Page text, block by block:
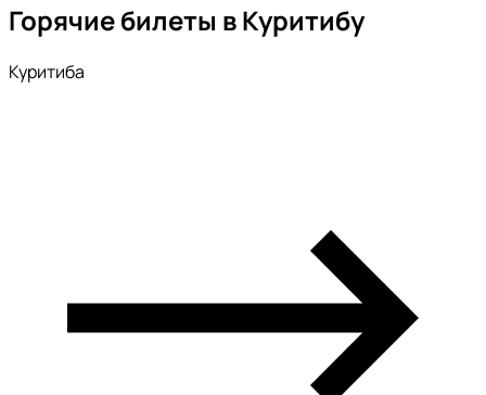
Горячие билеты в Куритибу
Куритиба